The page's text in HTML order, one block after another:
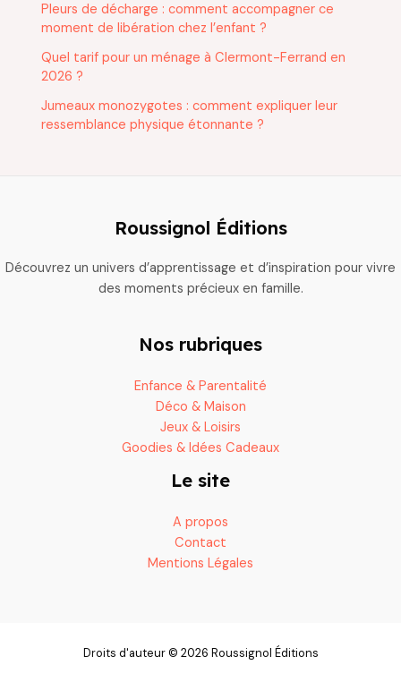
Pleurs de décharge : comment accompagner ce
moment de libération chez l’enfant ?
Quel tarif pour un ménage à Clermont-Ferrand en
2026 ?
Jumeaux monozygotes : comment expliquer leur
ressemblance physique étonnante ?
Roussignol Éditions
Découvrez un univers d’apprentissage et d’inspiration pour vivre
des moments précieux en famille.
Nos rubriques
Enfance & Parentalité
Déco & Maison
Jeux & Loisirs
Goodies & Idées Cadeaux
Le site
A propos
Contact
Mentions Légales
Droits d'auteur © 2026 Roussignol Éditions